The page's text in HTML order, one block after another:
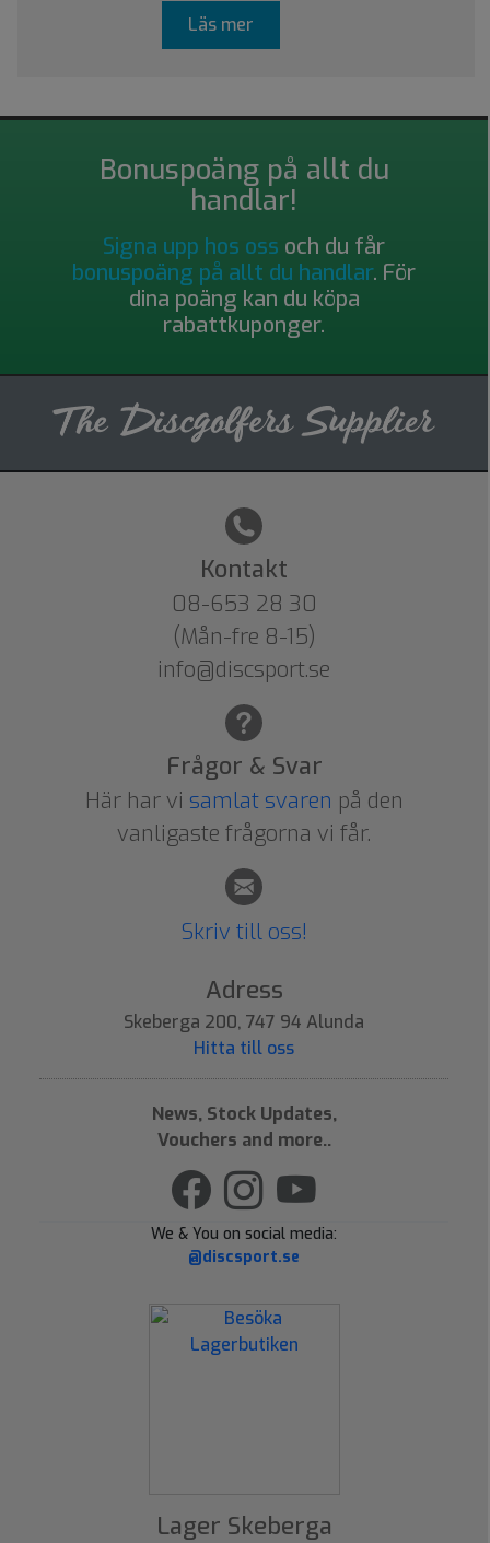
Läs mer
Bonuspoäng på allt du
handlar!
Signa upp hos oss och du får
bonuspoäng på allt du handlar. För
dina poäng kan du köpa
rabattkuponger.
Kontakt
08-653 28 30
(Mån-fre 8-15)
info@discsport.se
Frågor & Svar
Här har vi samlat svaren på den
vanligaste frågorna vi får.
Skriv till oss!
Adress
Skeberga 200, 747 94 Alunda
Hitta till oss
News, Stock Updates,
Vouchers and more..
We & You on social media:
@discsport.se
Lager Skeberga